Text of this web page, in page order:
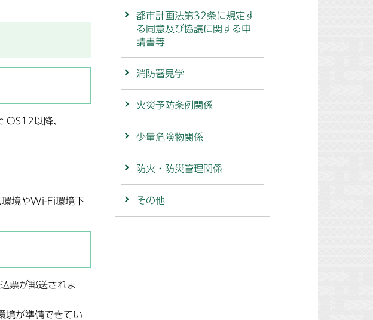
以降、
境やWi-Fi環境下
票が郵送されま
境が準備できてい
都市計画法第32条に規定す
る同意及び協議に関する申
請書等
消防署見学
火災予防条例関係
少量危険物関係
防火・防災管理関係
その他